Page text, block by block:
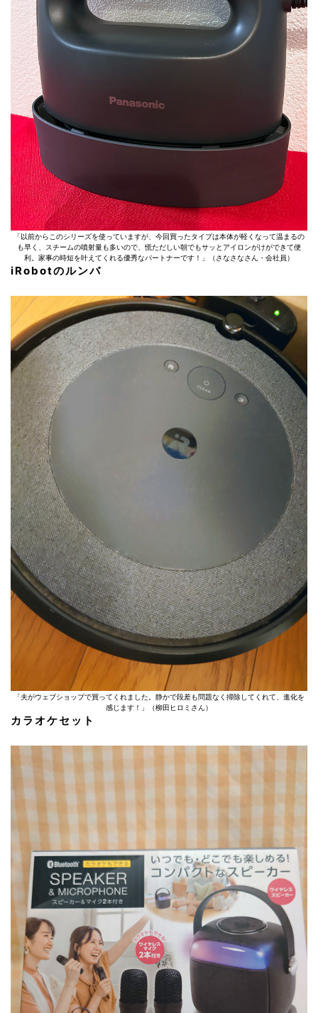
「以前からこのシリーズを使っていますが、今回買ったタイプは本体が軽くなって温まるの
も早く、スチームの噴射量も多いので、慌ただしい朝でもサッとアイロンがけができて便
利。家事の時短を叶えてくれる優秀なパートナーです！」（さなさなさん・会社員）
iRobotのルンバ
「夫がウェブショップで買ってくれました。静かで段差も問題なく掃除してくれて、進化を
感じます！」（柳田ヒロミさん）
カラオケセット